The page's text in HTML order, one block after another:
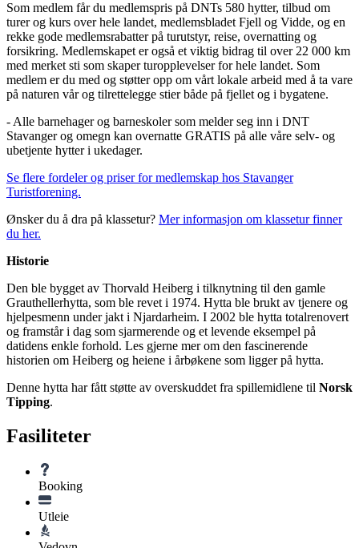
Som medlem får du medlemspris på DNTs 580 hytter, tilbud om
turer og kurs over hele landet, medlemsbladet Fjell og Vidde, og en
rekke gode medlemsrabatter på turutstyr, reise, overnatting og
forsikring. Medlemskapet er også et viktig bidrag til over 22 000 km
med merket sti som skaper turopplevelser for hele landet. Som
medlem er du med og støtter opp om vårt lokale arbeid med å ta vare
på naturen vår og tilrettelegge stier både på fjellet og i bygatene.
- Alle barnehager og barneskoler som melder seg inn i DNT
Stavanger og omegn kan overnatte GRATIS på alle våre selv- og
ubetjente hytter i ukedager.
Se flere fordeler og priser for medlemskap hos Stavanger
Turistforening.
Ønsker du å dra på klassetur? Mer informasjon om klassetur finner
du her.
Historie
Den ble bygget av Thorvald Heiberg i tilknytning til den gamle
Grauthellerhytta, som ble revet i 1974. Hytta ble brukt av tjenere og
hjelpesmenn under jakt i Njardarheim. I 2002 ble hytta totalrenovert
og framstår i dag som sjarmerende og et levende eksempel på
datidens enkle forhold. Les gjerne mer om den fascinerende
historien om Heiberg og heiene i årbøkene som ligger på hytta.
Denne hytta har fått støtte av overskuddet fra spillemidlene til Norsk
Tipping.
Fasiliteter
Booking
Utleie